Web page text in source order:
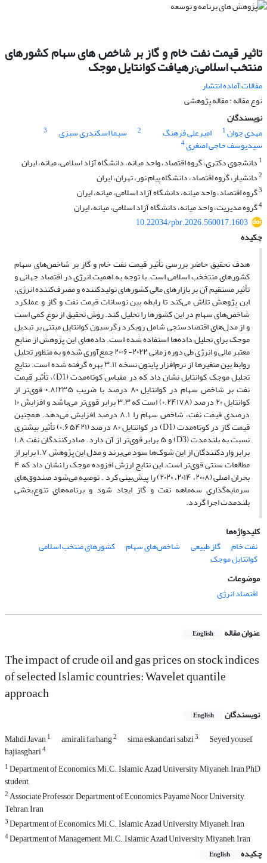
تاثیر قیمت نفت خام و گاز بر شاخص های سهام کشورهای
منتخب اسلامی:رهیافت کوانتایل موجک
مقالات آماده انتشار
نوع مقاله : مقاله پژوهشی
نویسندگان
مهدی جوان1 امیرعلی فرهنگ 2 سیما اسکندری سبزی 3
سیدیوسف حاجی اصغری4
1 دانشجوی دکتری، گروه اقتصاد، واحد میانه، دانشگاه آزاد اسلامی، میانه، ایران
2دانشیار، گروه اقتصاد، دانشگاه پیام نور، تهران، ایران
3گروه اقتصاد، واحد میانه، دانشگاه آزاد اسلامی، میانه، ایران
4گروه مدیریت، واحد میانه، دانشگاه آزاد اسلامی، میانه، ایران
10.22034/pbr.2026.560017.1603
چکیده
هدف تحقیق حاضر بررسی تأثیر قیمت نفت خام و گاز بر شاخص‌های سهام
کشورهای منتخخب اسلامی است. با توجه به اهمیت انرژی در اقتصاد جهانی و
تأثیر مستقیم آن بر بازارهای مالی کشورهای تولیدکننده و مصرف‌کننده انرژی،
این پژوهش تلاش می‌کند تا رابطه بین نوسانات قیمت نفت و گاز و عملکرد
شاخص‌های سهام در این کشورها را تحلیل کند. روش تحقیق از نوع کمی است
و از مدل‌های اقتصادسنجی شامل رویکرد رگرسیون کوانتایل مبتنی بر تبدیل
موجک برای تحلیل داده‌ها استفاده شده است. داده‌های این پژوهش از منابع
معتبر مالی و انرژی طی دوره زمانی ۲۰۲۲-۲۰۰۶ جمع‌آوری شده و به منظور تحلیل
روابط بین متغیرها از نرم‌افزار پایتون نسخه ۳.۱۱ بهره گرفته شده است. نتایج
تحلیل موجک کوانتایل نشان داد که در مقیاس کوتاه‌مدت (D1)، تأثیر قیمت
نفت بر شاخص سهام در کوانتایل ۸۰ درصد با ضریب ۰.۸۱۲۳۵ قوی‌تر از
کوانتایل ۲۰ درصد (۰.۲۴۱۷۸) است که ۳.۳ برابر قوی‌تر می‌باشد و افزایش ۱۰
درصدی قیمت نفت، شاخص سهام را ۸.۱ درصد افزایش می‌دهد. همچنین
قیمت گاز در کوتاه‌مدت (D1) در کوانتایل ۸۰ درصد (۰.۶۵۴۲۱) تأثیر بیشتری
نسبت به بلندمدت (D3) و ۵ برابر قوی‌تر از آن دارد. صادرکنندگان نفت ۱.۸
برابر واردکنندگان از این شوک‌ها سود می‌برند و مدل این پژوهش ۱.۷ برابر از
مطالعات سنتی قوی‌تر است. این نتایج ارزش افزوده موجک را نشان داد که ۴
بحران اصلی (۲۰۰۸، ۲۰۱۴، ۲۰۲۰) را پیش‌بینی کرد . توصیه می‌شود صندوق‌های
سرمایه‌گذاری سه‌ماهه نفت و گاز ایجاد شود و برنامه‌های تنوع‌بخشی
بلندمدت اجرا گردد.
کلیدواژه‌ها
نفت خام
گاز طبیعی شاخص‌های سهام کشورهای منتخب اسلامی
کوانتایل موجک
موضوعات
اقتصاد انرژی
عنوان مقاله English
The impact of crude oil and gas prices on stock indices
of selected Islamic countries: Wavelet quantile
approach
نویسندگان English
Mahdi Javan1 amirali farhang2 sima eskandari sabzi3 Seyed yousef
hajiasghari4
1Department of Economics, Mi.C., Islamic Azad University, Miyaneh, Iran PhD
student,
2Associate Professor, Department of Economics, Payame Noor University,
Tehran, Iran
3Department of Economics, Mi.C., Islamic Azad University, Miyaneh, Iran
4Department of Management, Mi.C., Islamic Azad University, Miyaneh, Iran
چکیده
English